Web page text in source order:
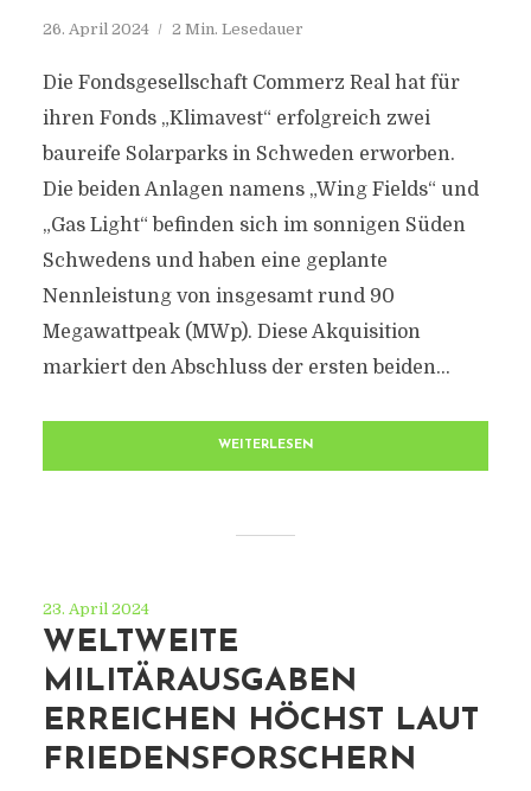
26. April 2024 2 Min. Lesedauer
Die Fondsgesellschaft Commerz Real hat für
ihren Fonds „Klimavest“ erfolgreich zwei
baureife Solarparks in Schweden erworben.
Die beiden Anlagen namens „Wing Fields“ und
„Gas Light“ befinden sich im sonnigen Süden
Schwedens und haben eine geplante
Nennleistung von insgesamt rund 90
Megawattpeak (MWp). Diese Akquisition
markiert den Abschluss der ersten beiden...
WEITERLESEN
23. April 2024
WELTWEITE
MILITÄRAUSGABEN
ERREICHEN HÖCHST LAUT
FRIEDENSFORSCHERN